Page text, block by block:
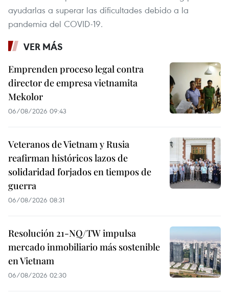
ayudarlas a superar las dificultades debido a la
pandemia del COVID-19.
VER MÁS
Emprenden proceso legal contra
director de empresa vietnamita
Mekolor
06/08/2026 09:43
Veteranos de Vietnam y Rusia
reafirman históricos lazos de
solidaridad forjados en tiempos de
guerra
06/08/2026 08:31
Resolución 21-NQ/TW impulsa
mercado inmobiliario más sostenible
en Vietnam
06/08/2026 02:30